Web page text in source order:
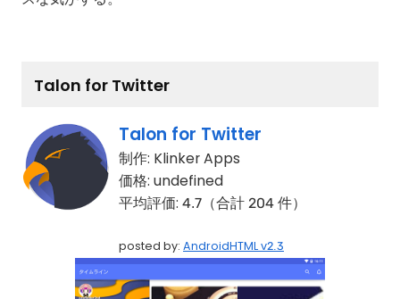
Talon for Twitter
Talon for Twitter
制作: Klinker Apps
価格: undefined
平均評価: 4.7（合計 204 件）
posted by: AndroidHTML v2.3